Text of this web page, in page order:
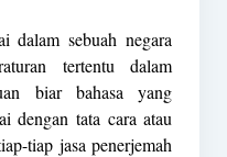
dalam sebuah negara
tertentu dalam
biar bahasa yang
dengan tata cara atau
tiap jasa penerjemah